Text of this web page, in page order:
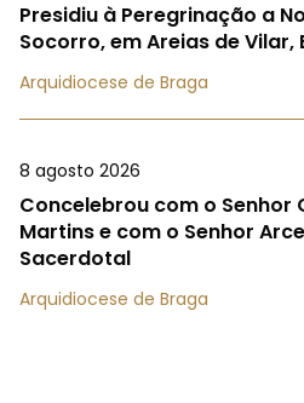
Presidiu à Peregrinação a
Socorro, em Areias de Vilar,
Arquidiocese de Braga
8 agosto 2026
Concelebrou com o Senhor
Martins e com o Senhor
Sacerdotal
Arquidiocese de Braga